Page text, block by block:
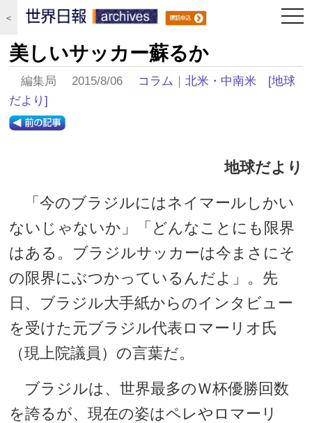
＜
美しいサッカー蘇るか
編集局 2015/8/06 コラム ｜北米・中南米
[地球
だより]
地球だより
「今のブラジルにはネイマールしかい
ないじゃないか」「どんなことにも限界
はある。ブラジルサッカーは今まさにそ
の限界にぶつかっているんだよ」。先
日、ブラジル大手紙からのインタビュー
を受けた元ブラジル代表ロマーリオ氏
（現上院議員）の言葉だ。
ブラジルは、世界最多のＷ杯優勝回数
を誇るが、現在の姿はペレやロマーリ